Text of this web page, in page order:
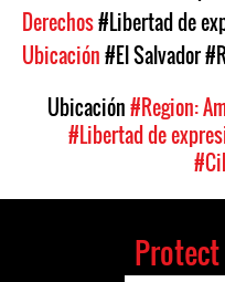
Derechos#Libertad de
Ubicación#El Salvador
Ubicación#Region:
#Libertad de